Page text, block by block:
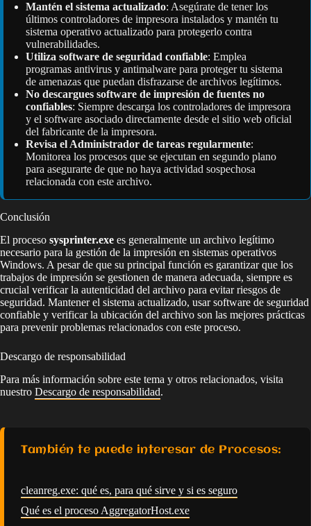
Mantén el sistema actualizado: Asegúrate de tener los
últimos controladores de impresora instalados y mantén tu
sistema operativo actualizado para protegerlo contra
vulnerabilidades.
Utiliza software de seguridad confiable: Emplea
programas antivirus y antimalware para proteger tu sistema
de amenazas que puedan disfrazarse de archivos legítimos.
No descargues software de impresión de fuentes no
confiables: Siempre descarga los controladores de impresora
y el software asociado directamente desde el sitio web oficial
del fabricante de la impresora.
Revisa el Administrador de tareas regularmente:
Monitorea los procesos que se ejecutan en segundo plano
para asegurarte de que no haya actividad sospechosa
relacionada con este archivo.
Conclusión
El proceso sysprinter.exe es generalmente un archivo legítimo
necesario para la gestión de la impresión en sistemas operativos
Windows. A pesar de que su principal función es garantizar que los
trabajos de impresión se gestionen de manera adecuada, siempre es
crucial verificar la autenticidad del archivo para evitar riesgos de
seguridad. Mantener el sistema actualizado, usar software de seguridad
confiable y verificar la ubicación del archivo son las mejores prácticas
para prevenir problemas relacionados con este proceso.
Descargo de responsabilidad
Para más información sobre este tema y otros relacionados, visita
nuestro Descargo de responsabilidad.
También te puede interesar de Procesos:
cleanreg.exe: qué es, para qué sirve y si es seguro
Qué es el proceso AggregatorHost.exe